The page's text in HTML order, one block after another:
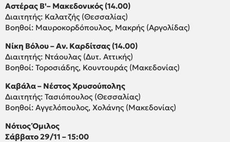
Αστέρας Β'– Μακεδονικός (14.00)
Διαιτητής: Καλατζής (Θεσσαλίας)
Βοηθοί: Μαυροκορδόπουλος, Μακρής (Αργολίδας)
Νίκη Βόλου – Αν. Καρδίτσας (14.00)
Διαιτητής: Ντάουλας (Δυτ. Αττικής)
Βοηθοί: Τοροσιάδης, Κουντουράς (Μακεδονίας)
Καβάλα – Νέστος Χρυσούπολης
Διαιτητής: Τασιόπουλος (Θεσσαλίας)
Βοηθοί: Αγγελόπουλος, Χολάνης (Μακεδονίας)
Νότιος Όμιλος
Σάββατο 29/11 – 15:00